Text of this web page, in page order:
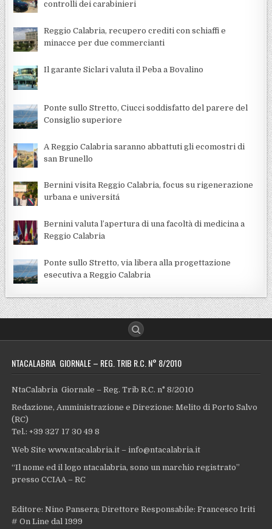
controlli dei carabinieri
Reggio Calabria, recupero crediti con schiaffi e
minacce per due commercianti
Il garante Siclari valuta il Peba a Bovalino
Ponte sullo Stretto, Ciucci soddisfatto del parere del
Consiglio superiore
A Reggio Calabria saranno abbattuti gli ecomostri di
san Brunello
Bernini visita Reggio Calabria, focus su rigenerazione
urbana e universitá
Bernini valuta l’apertura di una facoltà di medicina a
Reggio Calabria
Ponte sullo Stretto, via libera alla progettazione
esecutiva a Reggio Calabria
NTACALABRIA GIORNALE – REG. TRIB R.C. N° 8/2010
NtaCalabria Giornale – Reg. Trib R.C. n° 8/2010
Redazione, Amministrazione e Direzione: Melito di Porto Salvo
(RC)
Tel.: +39 327 17 30 49 8
Web Site www.ntacalabria.it – info@ntacalabria.it
“Il nome ed il logo ntacalabria, sono un marchio registrato”
presso CCIAA – RC
Editore: Nino Pansera; Direttore Responsabile: Francesco Iriti
# On Line dal 1999